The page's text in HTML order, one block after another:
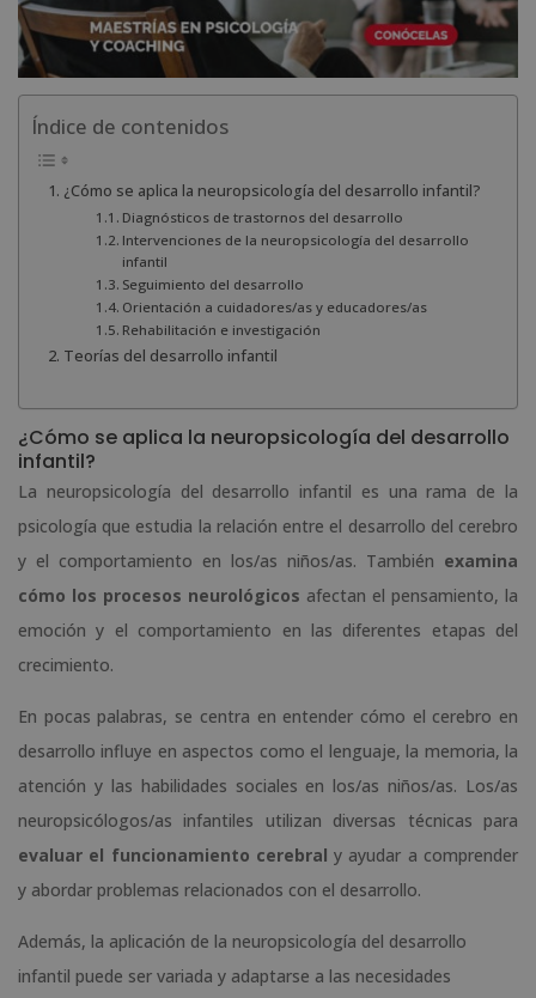
Índice de contenidos
¿Cómo se aplica la neuropsicología del desarrollo infantil?
Diagnósticos de trastornos del desarrollo
Intervenciones de la neuropsicología del desarrollo
infantil
Seguimiento del desarrollo
Orientación a cuidadores/as y educadores/as
Rehabilitación e investigación
Teorías del desarrollo infantil
¿Cómo se aplica la neuropsicología del desarrollo
infantil?
La neuropsicología del desarrollo infantil es una rama de la
psicología que estudia la relación entre el desarrollo del cerebro
y el comportamiento en los/as niños/as. También examina
cómo los procesos neurológicos afectan el pensamiento, la
emoción y el comportamiento en las diferentes etapas del
crecimiento.
En pocas palabras, se centra en entender cómo el cerebro en
desarrollo influye en aspectos como el lenguaje, la memoria, la
atención y las habilidades sociales en los/as niños/as. Los/as
neuropsicólogos/as infantiles utilizan diversas técnicas para
evaluar el funcionamiento cerebral y ayudar a comprender
y abordar problemas relacionados con el desarrollo.
Además, la aplicación de la neuropsicología del desarrollo
infantil puede ser variada y adaptarse a las necesidades